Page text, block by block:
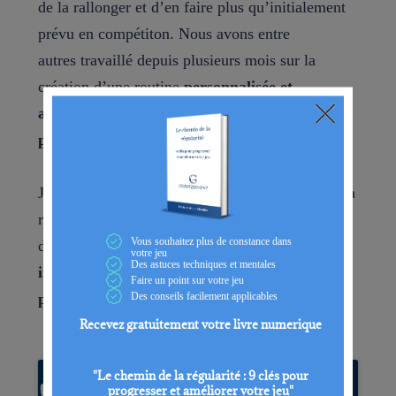
de la rallonger et d’en faire plus qu’initialement
prévu en compétiton. Nous avons entre
autres travaillé depuis plusieurs mois sur la
création d’une routinepersonnalisée et
adaptée
pour l’amener dansun état de
performance optimale.
Je vous parle régulièrement de l’importance de la
routine dans
Golfiquementcar elle est essentielle
dans votre jeu et vos résultats.C’est un maillon
important dans l’atteinte de votre plein
potentiel à ne pas négliger.